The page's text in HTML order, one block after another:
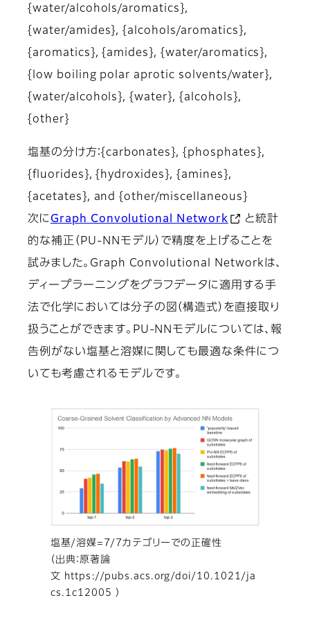
{water/alcohols/aromatics},
{water/amides}, {alcohols/aromatics},
{aromatics}, {amides}, {water/aromatics},
{low boiling polar aprotic solvents/water},
{water/alcohols}, {water}, {alcohols},
{other}
塩基の分け方：{carbonates}, {phosphates},
{fluorides}, {hydroxides}, {amines},
{acetates}, and {other/miscellaneous}
次にGraph Convolutional Network
と統計
的な補正（PU-NNモデル）で精度を上げることを
試みました。Graph Convolutional Networkは、
ディープラーニングをグラフデータに適用する手
法で化学においては分子の図（構造式）を直接取り
扱うことができます。PU-NNモデルについては、報
告例がない塩基と溶媒に関しても最適な条件につ
いても考慮されるモデルです。
塩基/溶媒=7/7カテゴリーでの正確性
（出典：原著論
文 https://pubs.acs.org/doi/10.1021/ja
cs.1c12005 ）